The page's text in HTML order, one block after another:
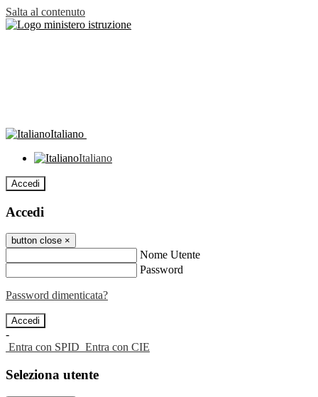
Salta al contenuto
Italiano
Italiano
Accedi
Accedi
button close ×
Nome Utente
Password
Password dimenticata?
-
Entra con SPID Entra con CIE
Seleziona utente